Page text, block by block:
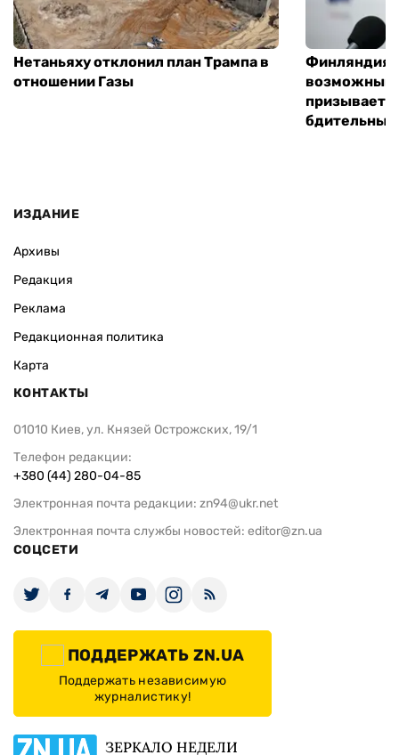
Нетаньяху отклонил план Трампа в
отношении Газы
Финляндия
возможным
призывает
ИЗДАНИЕ
Архивы
Редакция
Реклама
Редакционная политика
Карта
КОНТАКТЫ
01010 Киев, ул. Князей Острожских, 19/1
Телефон редакции:
+380 (44) 280-04-85
Электронная почта редакции: zn94@ukr.net
Электронная почта службы новостей: editor@zn.ua
СОЦСЕТИ
ПОДДЕРЖАТЬ ZN.UA
Поддержать независимую
журналистику!
ЗЕРКАЛО НЕДЕЛИ